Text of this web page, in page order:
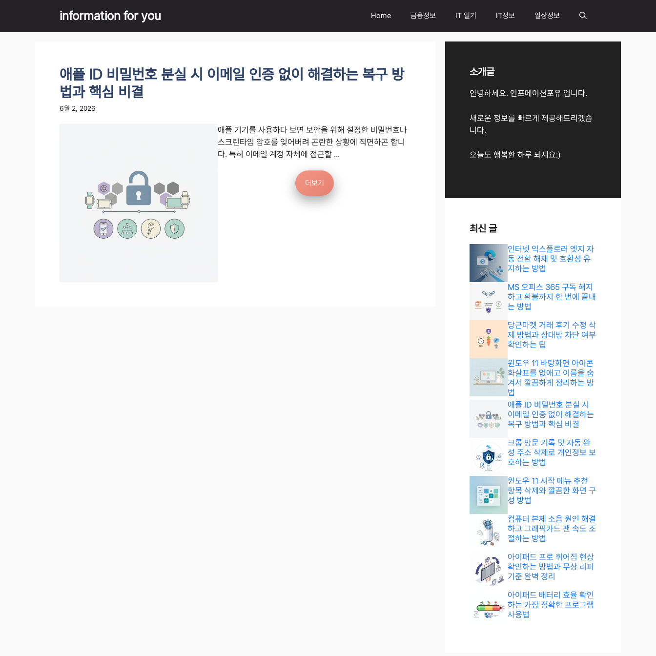
content
information for you Home 금융정보 IT 일기 IT정보 일상정보
애플 ID 비밀번호 분실 시 이메일 인증 없이 해결하는 복구 방
법과 핵심 비결
6월 2, 2026
애플 기기를 사용하다 보면 보안을 위해 설정한 비밀번호나
스크린타임 암호를 잊어버려 곤란한 상황에 직면하곤 합니
다. 특히 이메일 계정 자체에 접근할 ...
더보기
소개글
안녕하세요. 인포메이션포유 입니다.
새로운 정보를 빠르게 제공해드리겠습
니다.
오늘도 행복한 하루 되세요:)
최신 글
인터넷 익스플로러 엣지 자
동 전환 해제 및 호환성 유
지하는 방법
MS 오피스 365 구독 해지
하고 환불까지 한 번에 끝내
는 방법
당근마켓 거래 후기 수정 삭
제 방법과 상대방 차단 여부
확인하는 팁
윈도우 11 바탕화면 아이콘
화살표를 없애고 이름을 숨
겨서 깔끔하게 정리하는 방
법
애플 ID 비밀번호 분실 시
이메일 인증 없이 해결하는
복구 방법과 핵심 비결
크롬 방문 기록 및 자동 완
성 주소 삭제로 개인정보 보
호하는 방법
윈도우 11 시작 메뉴 추천
항목 삭제와 깔끔한 화면 구
성 방법
컴퓨터 본체 소음 원인 해결
하고 그래픽카드 팬 속도 조
절하는 방법
아이패드 프로 휘어짐 현상
확인하는 방법과 무상 리퍼
기준 완벽 정리
아이패드 배터리 효율 확인
하는 가장 정확한 프로그램
사용법